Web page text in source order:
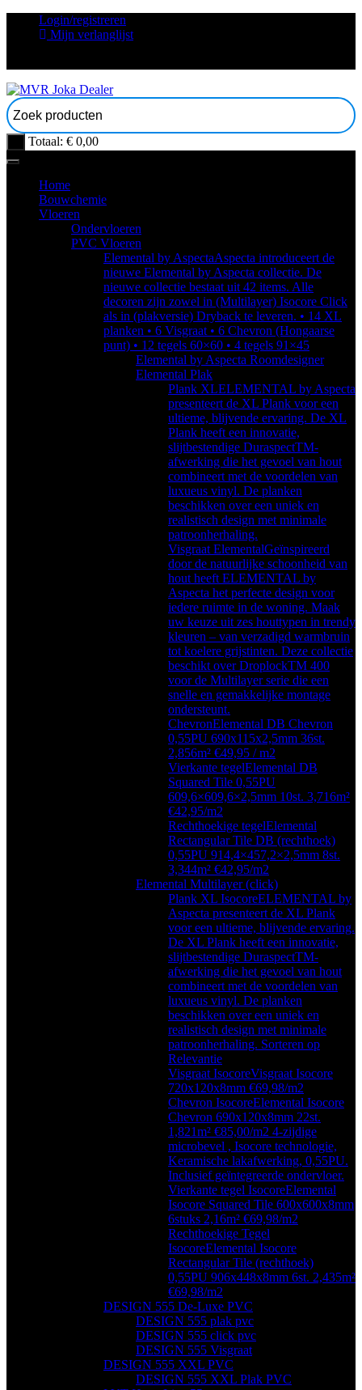
Login/registreren
Mijn verlanglijst
Totaal: € 0,00
Home
Bouwchemie
Vloeren
Ondervloeren
PVC Vloeren
Elemental by AspectaAspecta introduceert de
nieuwe Elemental by Aspecta collectie. De
nieuwe collectie bestaat uit 42 items. Alle
decoren zijn zowel in (Multilayer) Isocore Click
als in (plakversie) Dryback te leveren. • 14 XL
planken • 6 Visgraat • 6 Chevron (Hongaarse
punt) • 12 tegels 60×60 • 4 tegels 91×45
Elemental by Aspecta Roomdesigner
Elemental Plak
Plank XLELEMENTAL by Aspecta
presenteert de XL Plank voor een
ultieme, blijvende ervaring. De XL
Plank heeft een innovatie,
slijtbestendige DuraspectTM-
afwerking die het gevoel van hout
combineert met de voordelen van
luxueus vinyl. De planken
beschikken over een uniek en
realistisch design met minimale
patroonherhaling.
Visgraat ElementalGeïnspireerd
door de natuurlijke schoonheid van
hout heeft ELEMENTAL by
Aspecta het perfecte design voor
iedere ruimte in de woning. Maak
uw keuze uit zes houttypen in trendy
kleuren – van verzadigd warmbruin
tot koelere grijstinten. Deze collectie
beschikt over DroplockTM 400
voor de Multilayer serie die een
snelle en gemakkelijke montage
ondersteunt.
ChevronElemental DB Chevron
0,55PU 690x115x2,5mm 36st.
2,856m² €49,95 / m2
Vierkante tegelElemental DB
Squared Tile 0,55PU
609,6×609,6×2,5mm 10st. 3,716m²
€42,95/m2
Rechthoekige tegelElemental
Rectangular Tile DB (rechthoek)
0,55PU 914,4×457,2×2,5mm 8st.
3,344m² €42,95/m2
Elemental Multilayer (click)
Plank XL IsocoreELEMENTAL by
Aspecta presenteert de XL Plank
voor een ultieme, blijvende ervaring.
De XL Plank heeft een innovatie,
slijtbestendige DuraspectTM-
afwerking die het gevoel van hout
combineert met de voordelen van
luxueus vinyl. De planken
beschikken over een uniek en
realistisch design met minimale
patroonherhaling. Sorteren op
Relevantie
Visgraat IsocoreVisgraat Isocore
720x120x8mm €69,98/m2
Chevron IsocoreElemental Isocore
Chevron 690x120x8mm 22st.
1,821m² €85,00/m2 4-zijdige
microbevel , Isocore technologie,
Keramische lakafwerking, 0,55PU.
Inclusief geïntegreerde ondervloer.
Vierkante tegel IsocoreElemental
Isocore Squared Tile 600x600x8mm
6stuks 2,16m² €69,98/m2
Rechthoekige Tegel
IsocoreElemental Isocore
Rectangular Tile (rechthoek)
0,55PU 906x448x8mm 6st. 2,435m²
€69,98/m2
DESIGN 555 De-Luxe PVC
DESIGN 555 plak pvc
DESIGN 555 click pvc
DESIGN 555 Visgraat
DESIGN 555 XXL PVC
DESIGN 555 XXL Plak PVC